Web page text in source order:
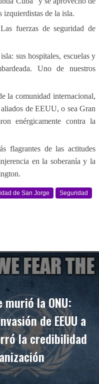
izquierdistas de la isla.
fuerzas de seguridad de
sus hospitales, escuelas y
Uno de nuestros
la comunidad internacional,
de EEUU, o sea Gran
enérgicamente contra la
flagrantes de las actitudes
en la soberanía y la
de San Jorge Seguridad
murió la ONU:
de EEUU a
la credibilidad